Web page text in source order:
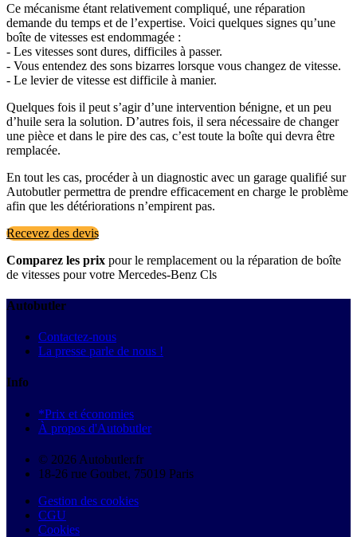
Ce mécanisme étant relativement compliqué, une réparation
demande du temps et de l’expertise. Voici quelques signes qu’une
boîte de vitesses est endommagée :
- Les vitesses sont dures, difficiles à passer.
- Vous entendez des sons bizarres lorsque vous changez de vitesse.
- Le levier de vitesse est difficile à manier.
Quelques fois il peut s’agir d’une intervention bénigne, et un peu
d’huile sera la solution. D’autres fois, il sera nécessaire de changer
une pièce et dans le pire des cas, c’est toute la boîte qui devra être
remplacée.
En tout les cas, procéder à un diagnostic avec un garage qualifié sur
Autobutler permettra de prendre efficacement en charge le problème
afin que les détériorations n’empirent pas.
Recevez des devis
Comparez les prix pour le remplacement ou la réparation de boîte
de vitesses pour votre Mercedes-Benz Cls
Autobutler
Contactez-nous
La presse parle de nous !
Info
*Prix et économies
À propos d'Autobutler
© 2026 Autobutler.fr
18-26 rue Goubet, 75019 Paris
Gestion des cookies
CGU
Cookies